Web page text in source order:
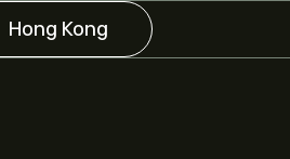
Hong Kong